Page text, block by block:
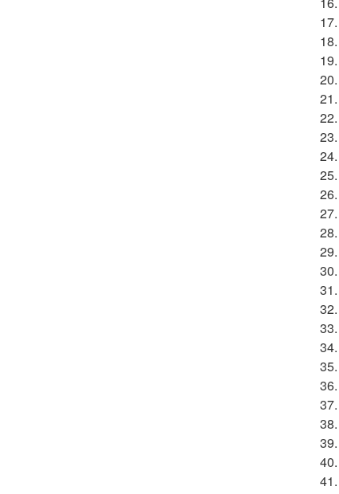
17.
18.
19.
20.
21.
22.
23.
24.
25.
26.
27.
28.
29.
30.
31.
32.
33.
34.
35.
36.
37.
38.
39.
40.
41.